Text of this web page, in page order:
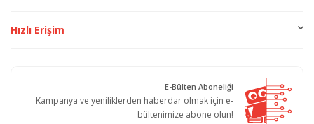
Hızlı Erişim
E-Bülten Aboneliği
Kampanya ve yeniliklerden haberdar olmak için e-
bültenimize abone olun!